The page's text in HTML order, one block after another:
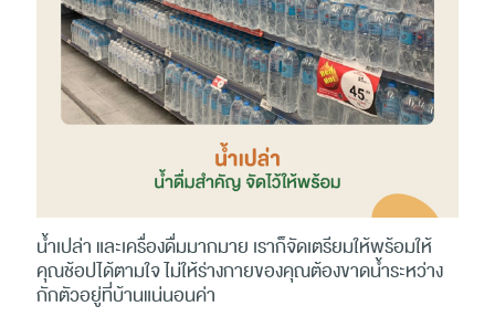
น้ำเปล่า และเครื่องดื่มมากมาย เราก็จัดเตรียมให้พร้อมให้
คุณช้อปได้ตามใจ ไม่ให้ร่างกายของคุณต้องขาดน้ำระหว่าง
กักตัวอยู่ที่บ้านแน่นอนค่า